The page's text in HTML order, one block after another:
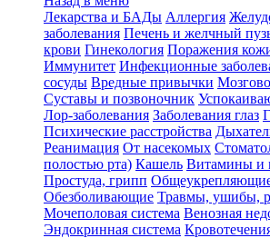
Лекарства и БАДы Аллергия
заболевания Печень и желчный
крови Гинекология Поражения
Иммунитет Инфекционные
сосуды Вредные привычки
Суставы и позвоночник
Лор-заболевания Заболевания глаз
Психические расстройства
Реанимация От насекомых
полостью рта) Кашель Витамины и
Простуда, грипп
Обезболивающие Травмы, ушибы,
Мочеполовая система Венозная
Эндокринная система